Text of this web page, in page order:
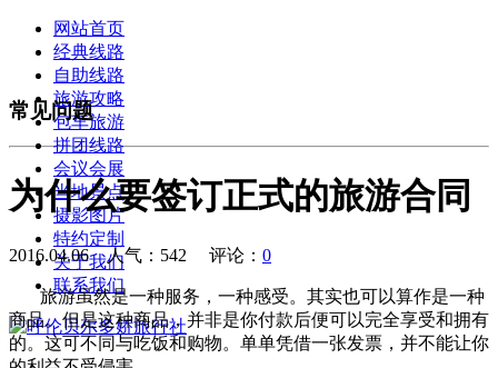
网站首页
经典线路
自助线路
旅游攻略
包车旅游
拼团线路
会议会展
当地景点
摄影图片
特约定制
关于我们
联系我们
常见问题
为什么要签订正式的旅游合同
2016.04.06 人气： 542 评论： 0
旅游虽然是一种服务，一种感受。其实也可以算作是一种
商品。但是这种商品，并非是你付款后便可以完全享受和拥有
的。这可不同与吃饭和购物。单单凭借一张发票，并不能让你